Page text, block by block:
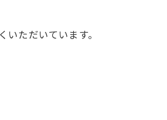
ただいています。